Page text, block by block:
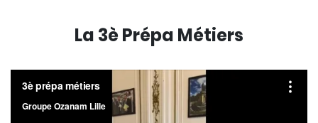
La 3è Prépa Métiers